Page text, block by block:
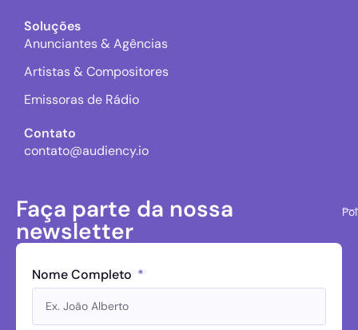
Soluções
Anunciantes & Agências
Artistas & Compositores
Emissoras de Rádio
Contato
contato@audiency.io
Faça parte da nossa
newsletter
Nome Completo